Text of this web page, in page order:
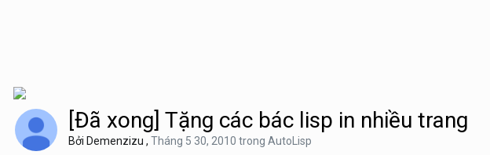
[Đã xong] Tặng các bác lisp in nhiều trang
Bởi Demenzizu , Tháng 5 30, 2010 trong AutoLisp